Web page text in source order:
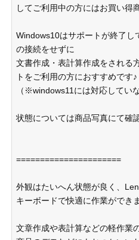
してご利用中の方にはお買い得
Windows10はサポートが終了し
の接続をせずに
文書作成・表計算作成をされる
トをご利用の方におすすめです♪
（※windows11には対応してい
状態については商品写真にて確
======================
外観はたいへん状態が良く、
キーボードで快適に作業ができま
文章作成や表計算などの軽作業